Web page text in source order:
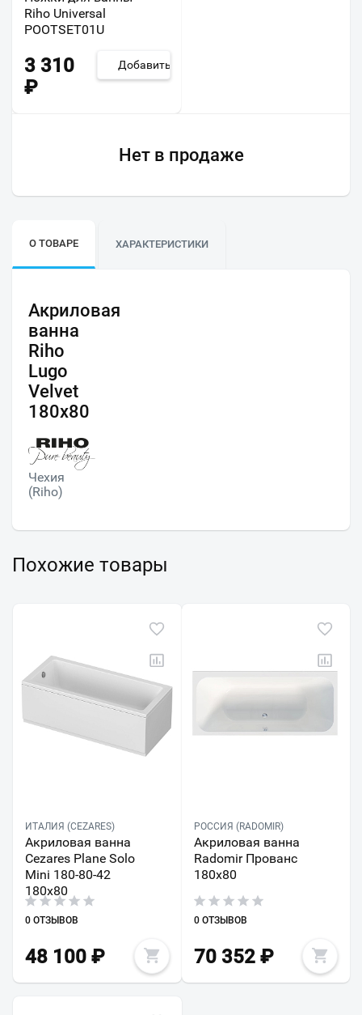
Riho Universal
POOTSET01U
3 310
₽
Добавить
Нет в продаже
О ТОВАРЕ ХАРАКТЕРИСТИКИ
Акриловая
ванна
Riho
Lugo
Velvet
180x80
Чехия
(Riho)
Похожие товары
ИТАЛИЯ (CEZARES)
Акриловая ванна
Cezares Plane Solo
Mini 180-80-42
180х80
0 ОТЗЫВОВ
48 100 ₽
РОССИЯ (RADOMIR)
Акриловая ванна
Radomir Прованс
180х80
0 ОТЗЫВОВ
70 352₽